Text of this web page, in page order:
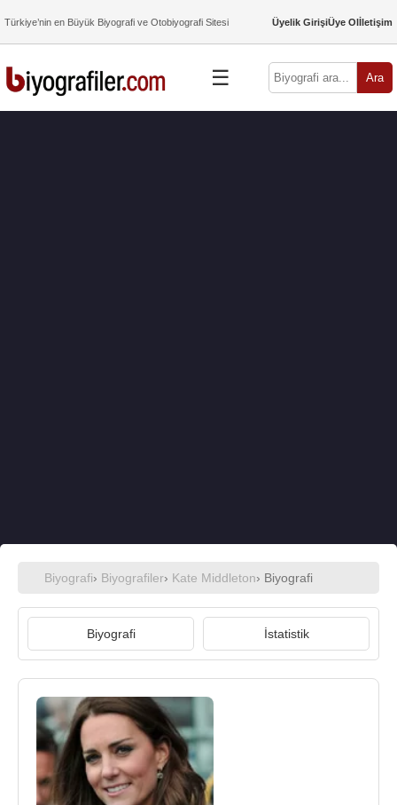
Türkiye’nin en Büyük Biyografi ve Otobiyografi Sitesi Üyelik GirişiÜye Olİletişim
☰ Ara
Biyografi› Biyografiler› Kate Middleton› Biyografi
Biyografi İstatistik